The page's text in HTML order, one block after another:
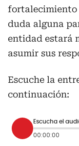
fortalecimiento
duda alguna
entidad estará
asumir sus
Escuche la
continuación:
Escucha el
00:00:00